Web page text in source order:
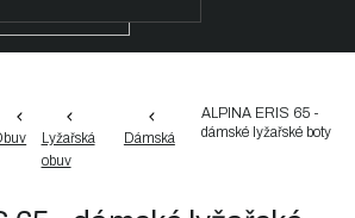
Lyžařská
obuv
Dámská
ALPINA ERIS 65 -
dámské lyžařské boty